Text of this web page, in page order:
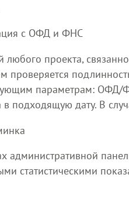
с ОФД и ФНС
любого проекта,
проверяется
параметрам: ОФД/
в подходящую дату. В
административной
статистическими